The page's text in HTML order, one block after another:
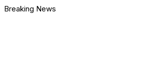
Breaking News